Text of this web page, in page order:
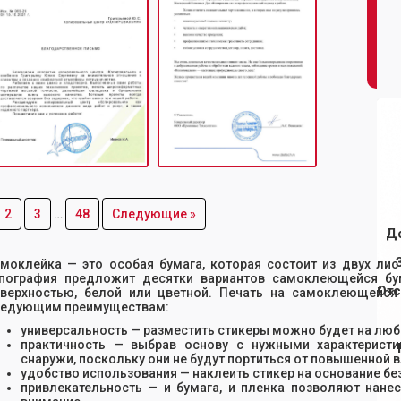
2 3 … 48 Следующие »
— это особая бумага, которая состоит из двух
предложит десятки вариантов самоклеющейся
белой или цветной. Печать на
преимуществам:
универсальность — разместить стикеры можно будет на
практичность — выбрав основу с нужными
снаружи, поскольку они не будут портиться от повышенной
удобство использования — наклеить стикер на основание
привлекательность — и бумага, и пленка позволяют